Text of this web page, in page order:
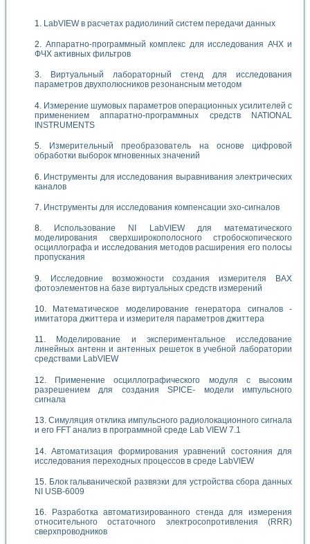
LabVIEW в расчетах радиолиний систем передачи данных
Аппаратно-программный комплекс для исследования АЧХ и
ФЧХ активных фильтров
Виртуальный лабораторный стенд для исследования
параметров двухполюсников резонансным методом
Измерение шумовых параметров операционных усилителей с
применением аппаратно-программных средств NATIONAL
INSTRUMENTS
Измерительный преобразователь на основе цифровой
обработки выборок мгновенных значений
Инструменты для исследования выравнивания электрических
каналов
Инструменты для исследования компенсации эхо-сигналов
Использование NI LabVIEW для математического
моделирования сверхширокополосного стробоскопического
осциллографа и исследования методов расширения его полосы
пропускания
Исследовние возможности создания измерителя ВАХ
фотоэлементов на базе виртуальных средств измерений
Математическое моделирование генератора сигналов -
имитатора джиттера и измерителя параметров джиттера
Моделирование и экспериментальное исследование
линейных антенн и антенных решеток в учебной лаборатории
средствами LabVIEW
Применение осциллографического модуля с высоким
разрешением для создания SPICE- модели импульсного
сигнала
Симуляция отклика импульсного радиолокационного сигнала
и его FFT анализ в программной среде Lab VIEW 7.1
Автоматизация формирования уравнений состояния для
исследования переходных процессов в среде LabVIEW
Блок гальванической развязки для устройства сбора данных
NI USB-6009
Разработка автоматизированного стенда для измерения
относительного остаточного электросопротивления (RRR)
сверхпроводников